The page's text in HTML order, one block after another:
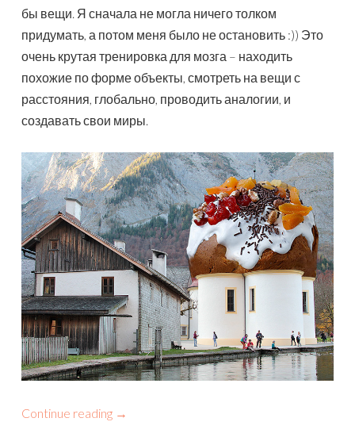
бы вещи. Я сначала не могла ничего толком
придумать, а потом меня было не остановить :)) Это
очень крутая тренировка для мозга – находить
похожие по форме объекты, смотреть на вещи с
расстояния, глобально, проводить аналогии, и
создавать свои миры.
Continue reading →